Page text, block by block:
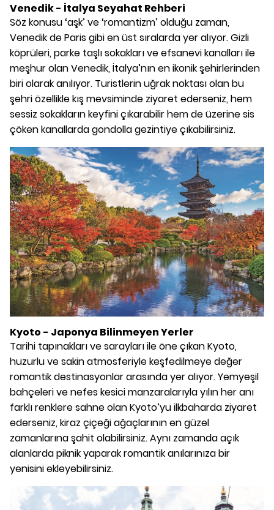
Venedik - İtalya Seyahat Rehberi
Söz konusu ‘aşk’ ve ‘romantizm’ olduğu zaman,
Venedik de Paris gibi en üst sıralarda yer alıyor. Gizli
köprüleri, parke taşlı sokakları ve efsanevi kanalları ile
meşhur olan Venedik, İtalya’nın en ikonik şehirlerinden
biri olarak anılıyor. Turistlerin uğrak noktası olan bu
şehri özellikle kış mevsiminde ziyaret ederseniz, hem
sessiz sokakların keyfini çıkarabilir hem de üzerine sis
çöken kanallarda gondolla gezintiye çıkabilirsiniz.
Kyoto - Japonya Bilinmeyen Yerler
Tarihi tapınakları ve sarayları ile öne çıkan Kyoto,
huzurlu ve sakin atmosferiyle keşfedilmeye değer
romantik destinasyonlar arasında yer alıyor. Yemyeşil
bahçeleri ve nefes kesici manzaralarıyla yılın her anı
farklı renklere sahne olan Kyoto’yu ilkbaharda ziyaret
ederseniz, kiraz çiçeği ağaçlarının en güzel
zamanlarına şahit olabilirsiniz. Aynı zamanda açık
alanlarda piknik yaparak romantik anılarınıza bir
yenisini ekleyebilirsiniz.